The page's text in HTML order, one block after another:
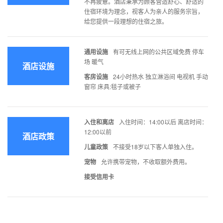
住宿环境为理念，视客人为亲人的服务宗旨，
给您提供一段理想的住宿之旅。
酒店设施
通用设施 有可无线上网的公共区域免费 停车
场 暖气
客房设施 24小时热水 独立淋浴间 电视机 手动
窗帘 床具:毯子或被子
酒店政策
入住和离店
入住时间：14:00以后 离店时间：
12:00以前
儿童政策 不接受18岁以下客人单独入住。
宠物 允许携带宠物，不收取额外费用。
接受信用卡